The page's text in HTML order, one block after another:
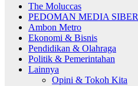
The Moluccas
PEDOMAN MEDIA SIBER
Ambon Metro
Ekonomi & Bisnis
Pendidikan & Olahraga
Politik & Pemerintahan
Lainnya
Opini & Tokoh Kita